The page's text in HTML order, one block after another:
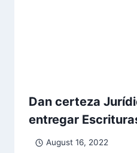
Dan certeza
entregar
August 16, 2022